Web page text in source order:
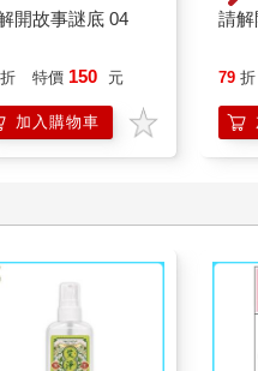
開故事謎底 04
折 特價 150 元
加入購物車
請解
79 折